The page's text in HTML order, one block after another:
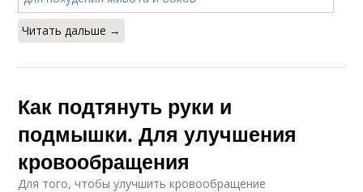
Читать дальше →
Как подтянуть руки и
подмышки. Для улучшения
кровообращения
Для того, чтобы улучшить кровообращение